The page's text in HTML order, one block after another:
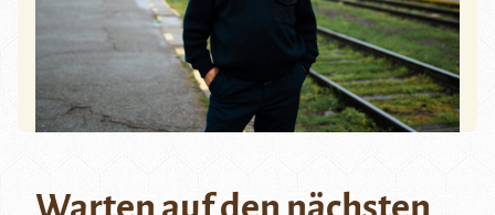
Warten auf den nächsten